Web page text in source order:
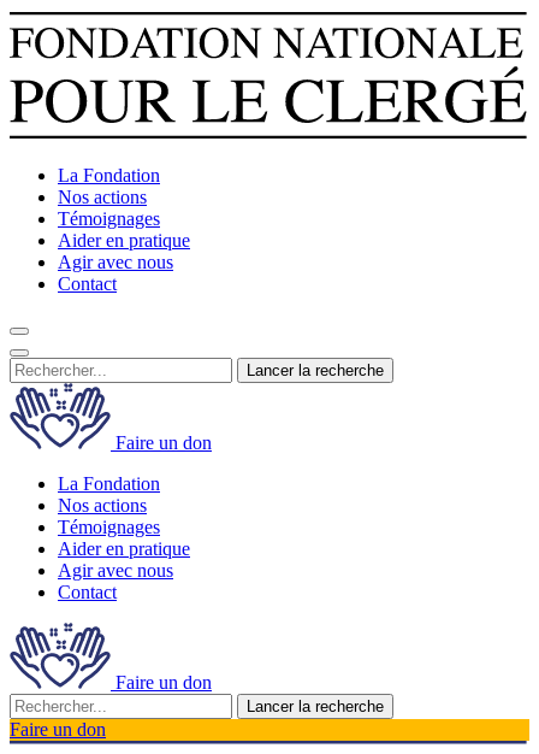
La Fondation
Nos actions
Témoignages
Aider en pratique
Agir avec nous
Contact
Lancer la recherche
Faire un don
La Fondation
Nos actions
Témoignages
Aider en pratique
Agir avec nous
Contact
Faire un don
Lancer la recherche
Faire un don